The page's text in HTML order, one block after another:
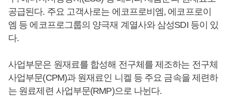
공급된다. 주요 고객사로는 에코프로비엠, 에코프로이
엠 등 에코프로그룹의 양극재 계열사와 삼성SDI 등이 있
다.
사업부문은 원재료를 합성해 전구체를 제조하는 전구체
사업부문(CPM)과 원재료인 니켈 등 주요 금속을 제련하
는 원료제련 사업부문(RMP)으로 나뉜다.